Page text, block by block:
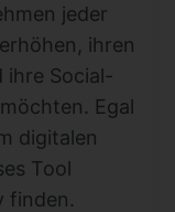
jeder
ihren
ihre Social-
Egal
digitalen
Tool
finden.